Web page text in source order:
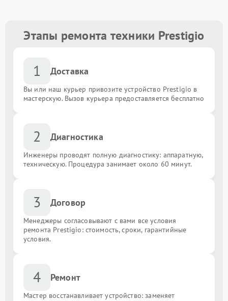
Этапы ремонта техники Prestigio
1 Доставка
Вы или наш курьер привозите устройство Prestigio в
мастерскую. Вызов курьера предоставляется бесплатно
2 Диагностика
Инженеры проводят полную диагностику: аппаратную,
техническую. Процедура занимает около 60 минут.
3 Договор
Менеджеры согласовывают с вами все условия
ремонта Prestigio: стоимость, сроки, гарантийные
условия.
4 Ремонт
Мастер восстанавливает устройство: заменяет